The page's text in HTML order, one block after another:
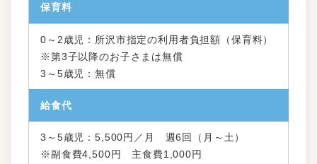
保育料
0～2歳児：所沢市指定の利用者負担額（保育料）
※第3子以降のお子さまは無償
3～5歳児：無償
給食代
3～5歳児：5,500円／月 週6回（月～土）
※副食費4,500円 主食費1,000円